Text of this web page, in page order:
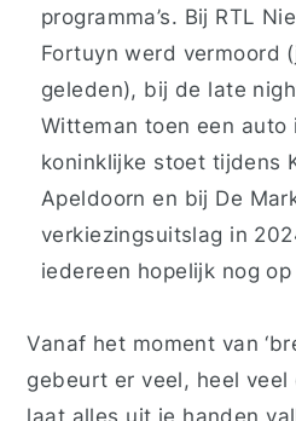
programma’s. Bij RTL
Fortuyn werd vermoord
geleden), bij de late
Witteman toen een auto
koninklijke stoet tijdens
Apeldoorn en bij De
verkiezingsuitslag in
iedereen hopelijk nog
Vanaf het moment van
gebeurt er veel, heel
laat alles uit je handen